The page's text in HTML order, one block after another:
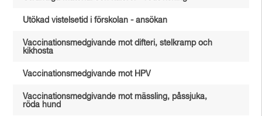
Utökad vistelsetid i förskolan - ansökan
Vaccinationsmedgivande mot difteri, stelkramp och
kikhosta
Vaccinationsmedgivande mot HPV
Vaccinationsmedgivande mot mässling, påssjuka,
röda hund